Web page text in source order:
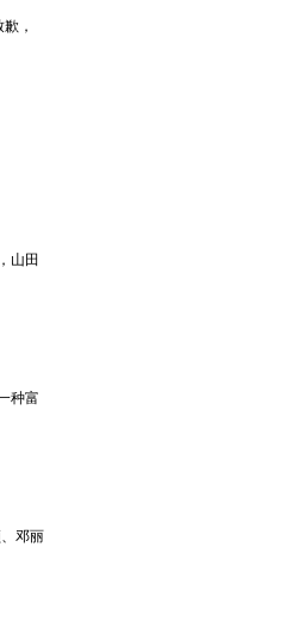
，
山田
种富
邓丽